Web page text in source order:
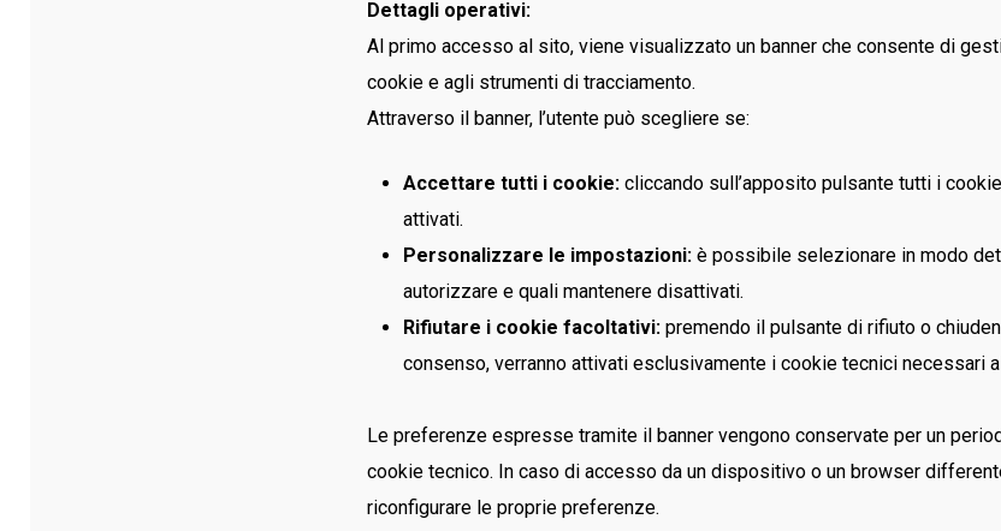
Dettagli operativi:
Al primo accesso al sito, viene visualizzato un banner che consente di
cookie e agli strumenti di tracciamento.
Attraverso il banner, l’utente può scegliere se:
Accettare tutti i cookie:cliccando sull’apposito pulsante tutti i
attivati.
Personalizzare le impostazioni:è possibile selezionare in modo
autorizzare e quali mantenere disattivati.
Rifiutare i cookie facoltativi:premendo il pulsante di rifiuto o
consenso, verranno attivati esclusivamente i cookie tecnici necessari
Le preferenze espresse tramite il banner vengono conservate per un
cookie tecnico. In caso di accesso da un dispositivo o un browser
riconfigurare le proprie preferenze.